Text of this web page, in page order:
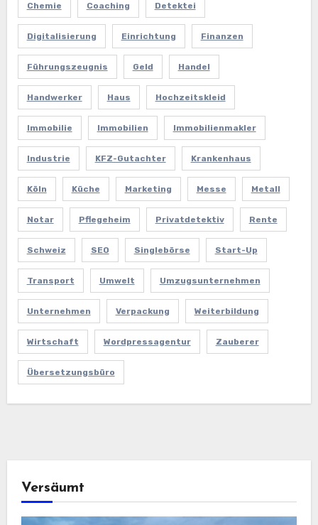
Chemie Coaching Detektei
Digitalisierung Einrichtung Finanzen
Führungszeugnis Geld Handel
Handwerker Haus Hochzeitskleid
Immobilie Immobilien Immobilienmakler
Industrie KFZ-Gutachter Krankenhaus
Köln Küche Marketing Messe Metall
Notar Pflegeheim Privatdetektiv Rente
Schweiz SEO Singlebörse Start-Up
Transport Umwelt Umzugsunternehmen
Unternehmen Verpackung Weiterbildung
Wirtschaft Wordpressagentur Zauberer
Übersetzungsbüro
Versäumt